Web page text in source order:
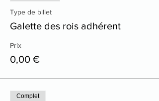
Type de billet
Galette des rois adhérent
Prix
0,00 €
Complet